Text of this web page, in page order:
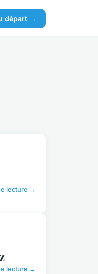
départ →
lecture →
lecture →